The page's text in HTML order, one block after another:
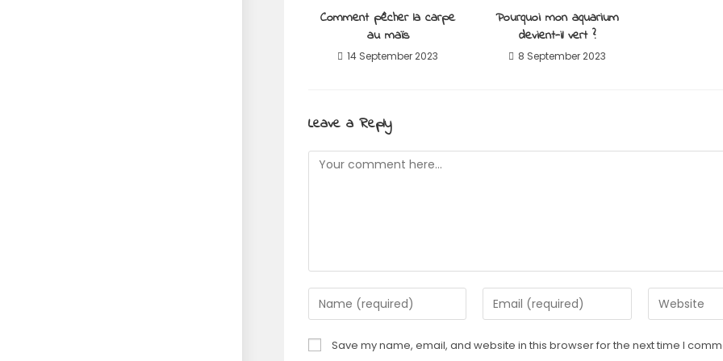
Comment pêcher la carpe
au maïs
14 September 2023
Pourquoi mon aquarium
devient-il vert ?
8 September 2023
Leave a Reply
Save my name, email, and website in this browser for the next time I